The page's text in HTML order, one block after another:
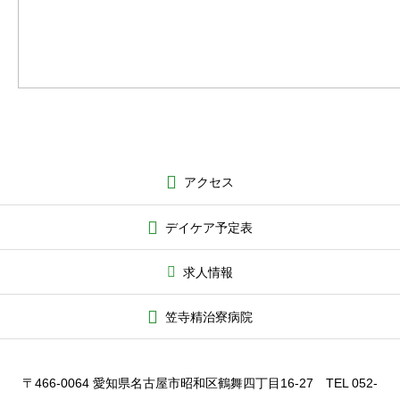
アクセス
デイケア予定表
求人情報
笠寺精治寮病院
〒466-0064 愛知県名古屋市昭和区鶴舞四丁目16-27 TEL 052-